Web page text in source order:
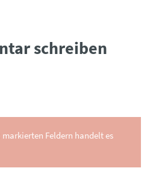
schreiben
Feldern handelt es